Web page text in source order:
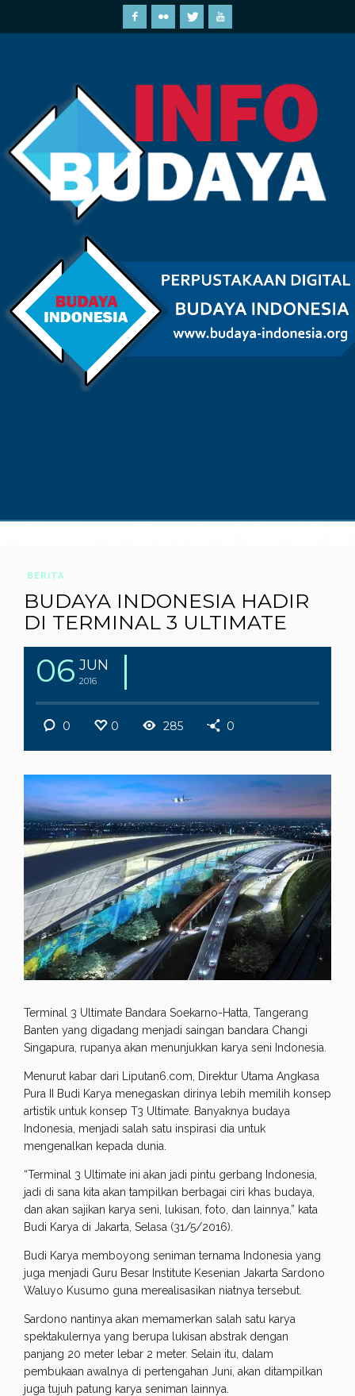
BERITA
BUDAYA INDONESIA HADIR
DI TERMINAL 3 ULTIMATE
06 JUN
2016
0 0 285 0
Terminal 3 Ultimate Bandara Soekarno-Hatta, Tangerang
Banten yang digadang menjadi saingan bandara Changi
Singapura, rupanya akan menunjukkan karya seni Indonesia.
Menurut kabar dari Liputan6.com, Direktur Utama Angkasa
Pura II Budi Karya menegaskan dirinya lebih memilih konsep
artistik‎ untuk konsep T3 Ultimate. Banyaknya budaya
Indonesia, menjadi salah satu inspirasi dia untuk
mengenalkan kepada dunia.
“Terminal 3 Ultimate ini akan jadi pintu gerbang Indonesia,
jadi di sana kita akan tampilkan berbagai ciri khas budaya,
dan akan sajikan karya seni, lukisan, foto, dan lainnya,” kata
Budi Karya di Jakarta, Selasa (31/5/2016).
Budi Karya memboyong seniman ternama Indonesia yang
juga menjadi Guru Besar Institute Kesenian Jakarta Sardono
Waluyo Kusumo guna merealisasikan niatnya tersebut.
Sardono nantinya akan memamerkan salah satu karya
spektakulernya yang berupa lukisan abstrak dengan
panjang 20 meter lebar 2 meter. Selain itu, dalam
pembukaan awalnya di pertengahan Juni, akan ditampilkan
juga tujuh patung karya seniman lainnya.